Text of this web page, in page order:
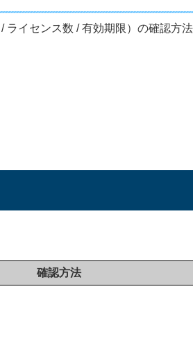
イセンス数 / 有効期限）の確認方
確認方法